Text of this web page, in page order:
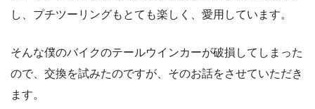
し、プチツーリングもとても楽しく、愛用しています。
そんな僕のバイクのテールウインカーが破損してしまった
ので、交換を試みたのですが、そのお話をさせていただき
ます。